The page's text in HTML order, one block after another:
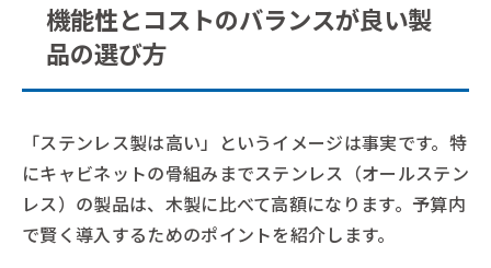
機能性とコストのバランスが良い製
品の選び方
「ステンレス製は高い」というイメージは事実です。特
にキャビネットの骨組みまでステンレス（オールステン
レス）の製品は、木製に比べて高額になります。予算内
で賢く導入するためのポイントを紹介します。